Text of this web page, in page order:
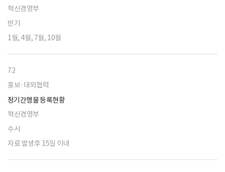
혁신경영부
반기
1월, 4월, 7월, 10월
72
홍보·대외협력
정기간행물 등록현황
혁신경영부
수시
자료 발생후 15일 이내